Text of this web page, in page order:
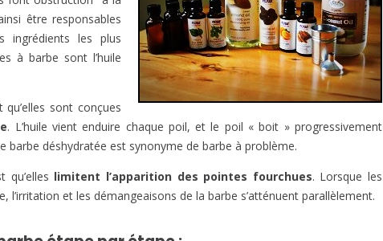
être responsables
ingrédients les plus
à barbe sont l’huile
sont conçues
. L’huile vient enduire chaque poil, et le poil « boit » progressivement
barbe déshydratée est synonyme de barbe à problème.
limitent l’apparition des pointes fourchues. Lorsque les
et les démangeaisons de la barbe s’atténuent parallèlement.